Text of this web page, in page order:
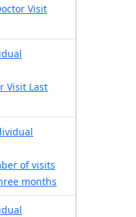
Visit
Visit Last
of visits
months